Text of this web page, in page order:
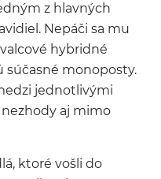
z hlavných
Nepáči sa mu
hybridné
monoposty.
jednotlivými
aj mimo
ktoré vošli do